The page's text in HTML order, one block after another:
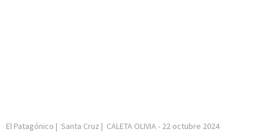
El Patagónico | Santa Cruz | CALETA OLIVIA- 22 octubre 2024